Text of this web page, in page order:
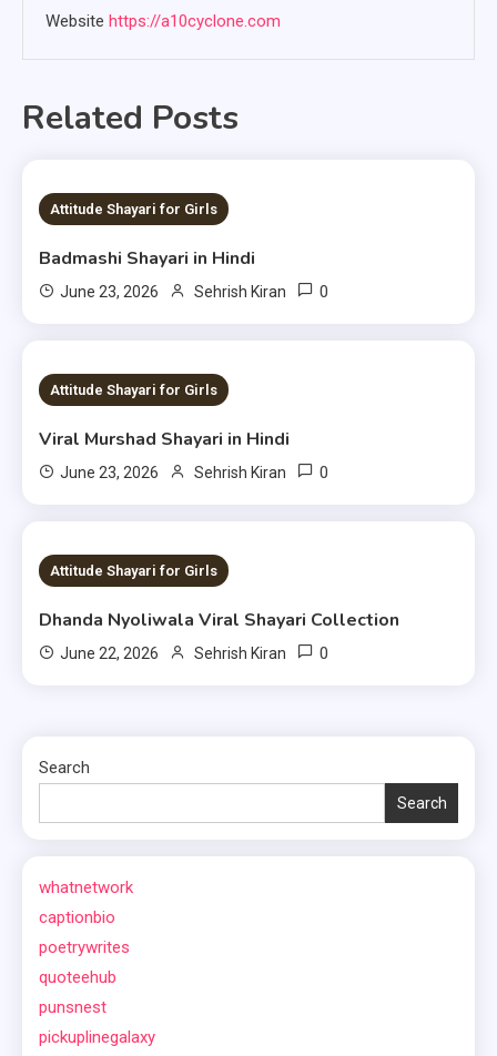
Website https://a10cyclone.com
Related Posts
1 MIN READ
Attitude Shayari for Girls
Badmashi Shayari in Hindi
June 23, 2026 Sehrish Kiran 0
1 MIN READ
Attitude Shayari for Girls
Viral Murshad Shayari in Hindi
June 23, 2026 Sehrish Kiran 0
1 MIN READ
Attitude Shayari for Girls
Dhanda Nyoliwala Viral Shayari Collection
June 22, 2026 Sehrish Kiran 0
Search
Search
whatnetwork
captionbio
poetrywrites
quoteehub
punsnest
pickuplinegalaxy